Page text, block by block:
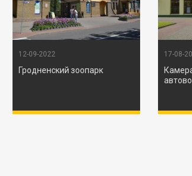
12-09-2022
Гродненский зоопарк
17-08-